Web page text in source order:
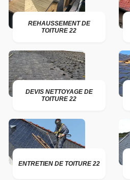
REHAUSSEMENT DE
TOITURE 22
DEVIS NETTOYAGE DE
TOITURE 22
ENTRETIEN DE TOITURE 22